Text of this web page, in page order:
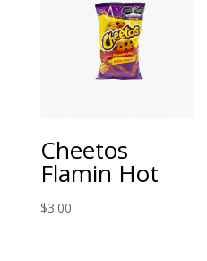
Cheetos
Flamin Hot
$3.00